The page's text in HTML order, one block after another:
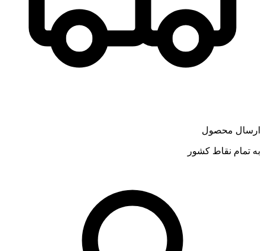
ارسال محصول
به تمام نقاط کشور